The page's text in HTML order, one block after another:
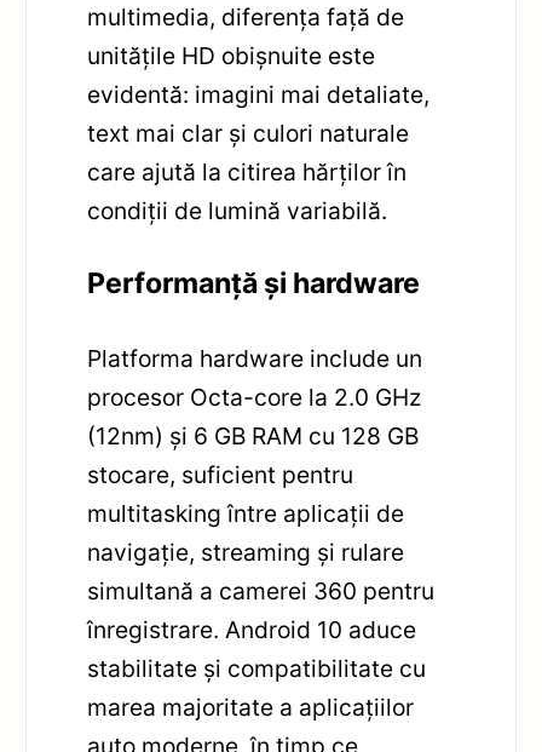
multimedia, diferența față de
unitățile HD obișnuite este
evidentă: imagini mai detaliate,
text mai clar și culori naturale
care ajută la citirea hărților în
condiții de lumină variabilă.
Performanță și hardware
Platforma hardware include un
procesor Octa-core la 2.0 GHz
(12nm) și 6 GB RAM cu 128 GB
stocare, suficient pentru
multitasking între aplicații de
navigație, streaming și rulare
simultană a camerei 360 pentru
înregistrare. Android 10 aduce
stabilitate și compatibilitate cu
marea majoritate a aplicațiilor
auto moderne, în timp ce